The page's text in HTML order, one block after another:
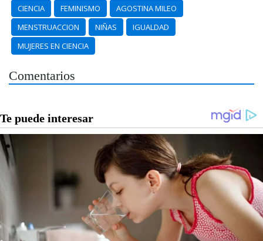
CIENCIA FEMINISMO
AGOSTINA MILEO
MENSTRUACCION
NIÑAS
IGUALDAD
MUJERES EN CIENCIA
Comentarios